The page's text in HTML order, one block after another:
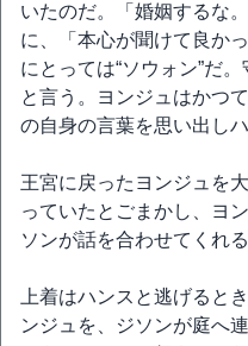
いたのだ。「婚姻するな
に、「本心が聞けて良か
にとっては“ソウォン”だ
と言う。ヨンジュはかつ
の自身の言葉を思い出し
王宮に戻ったヨンジュを
っていたとごまかし、ヨ
ソンが話を合わせてくれる
上着はハンスと逃げると
ンジュを、ジソンが庭へ